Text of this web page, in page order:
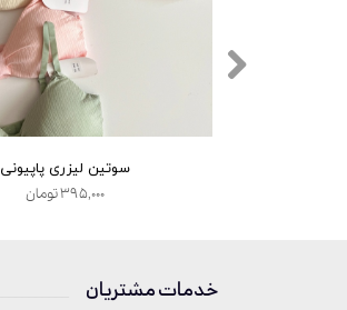
سوتین لیزری پاپیونی
۳۹۵,۰۰۰ تومان
خدمات مشتریان